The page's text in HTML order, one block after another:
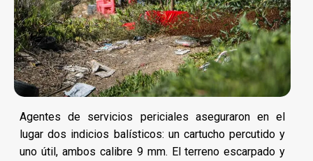
Agentes de servicios periciales aseguraron en el
lugar dos indicios balísticos: un cartucho percutido y
uno útil, ambos calibre 9 mm. El terreno escarpado y